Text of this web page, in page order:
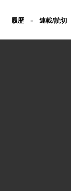
履歴 連載/読切